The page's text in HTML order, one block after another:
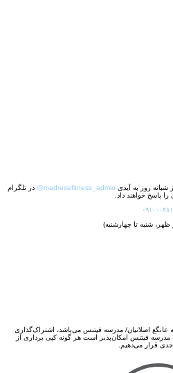
شبانه روز به آیدی madresefitness_admin
@ در تلگرام
پاسخ خواهند داد.
سایت از سال ۱۳۹۱، متعلق به عانگع اصلانیان/ مدرسه فیتنس می‌باشد، اشتراک‌گذاری
فیتنس امکان‌پذیر است هر گونه کپی برداری از
قرار می‌دهیم.